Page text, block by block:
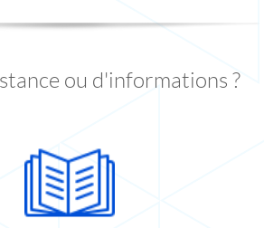
ou d'informations ?